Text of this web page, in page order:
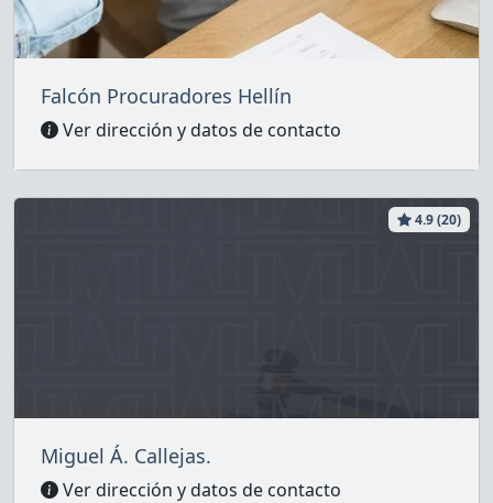
Falcón Procuradores Hellín
Ver dirección y datos de contacto
4.9 (20)
Miguel Á. Callejas.
Ver dirección y datos de contacto